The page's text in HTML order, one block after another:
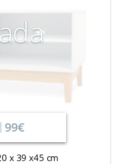
99€
x 39 x45 cm